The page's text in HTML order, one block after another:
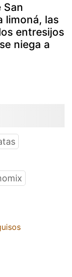
San
limoná, las
entresijos
niega a